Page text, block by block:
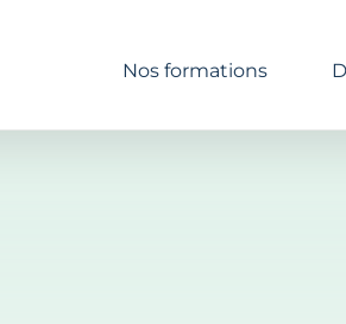
Nos formations